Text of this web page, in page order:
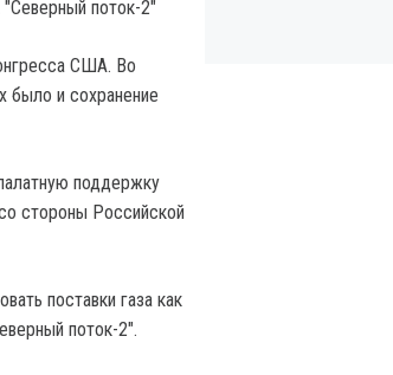
США. Во
было и сохранение
поддержку
стороны Российской
поставки газа как
поток-2".